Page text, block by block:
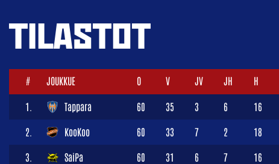
TILASTOT
# JOUKKUE O V JV JH H
1. Tappara 60 35 3 6 16
2. KooKoo 60 33 7 2 18
3. SaiPa 60 31 6 7 16